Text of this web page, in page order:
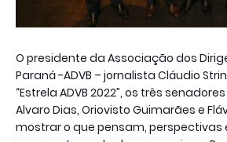
O presidente da Associação dos
Paraná -ADVB – jornalista Cláudio
“Estrela ADVB 2022”, os três
Alvaro Dias, Oriovisto Guimarães e
mostrar o que pensam, perspectivas